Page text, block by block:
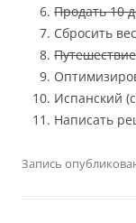
Продать 10
Сбросить
Испанский
Написать
Запись